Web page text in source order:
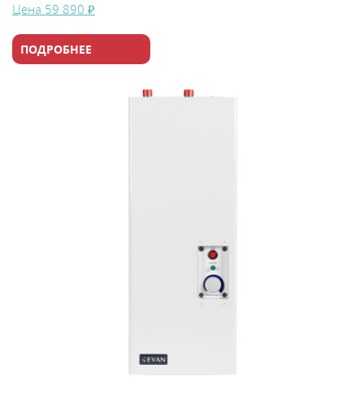
Цена 59 890 ₽
ПОДРОБНЕЕ